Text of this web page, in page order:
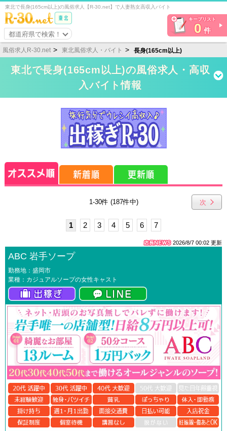
東北で長身(165cm以上)の風俗求人【R-30.net】で人妻熟女高収入バイト
都道府県で検索！
キープリスト
0 件
風俗求人R-30.net 東北風俗求人・バイト 長身(165cm以上)
東北で長身(165cm以上)の風俗求人・高収
入バイト情報
次
1-30件 (187件中)
1 2 3 4 5 6 7
2026/8/7 00:02 更新
ABC 岩手ソープ
勤務地：盛岡市
業種：カジュアルソープの女性キャスト